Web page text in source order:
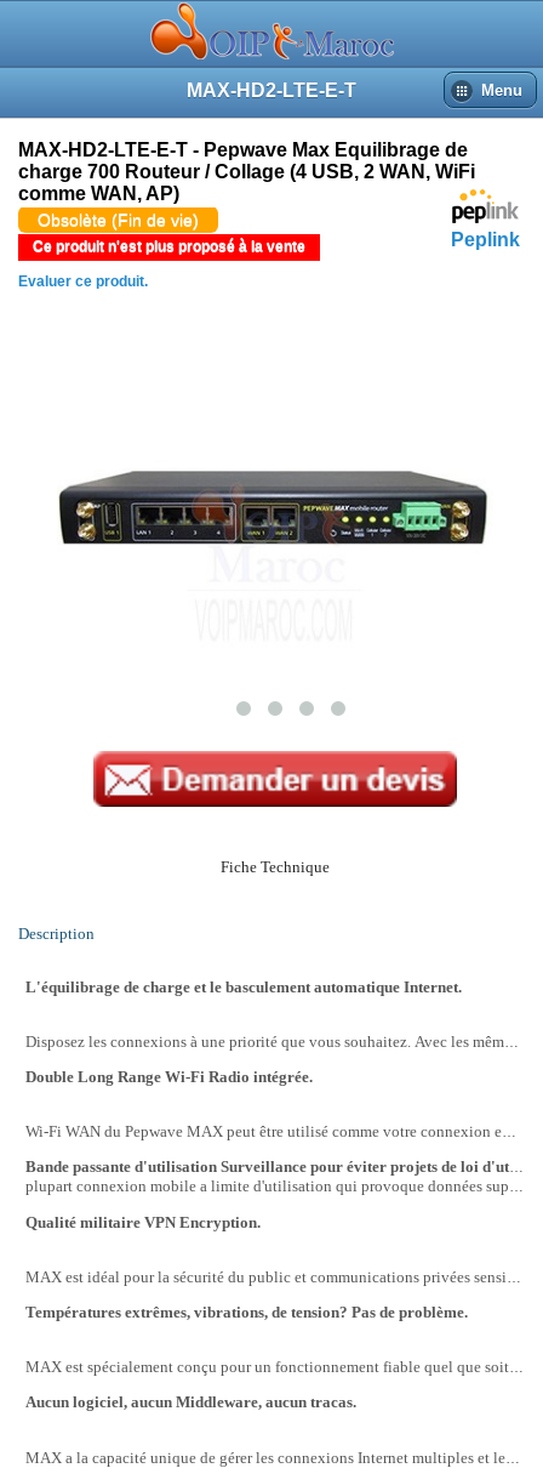
MAX-HD2-LTE-E-T Menu
Peplink
MAX-HD2-LTE-E-T - Pepwave Max Equilibrage de
charge 700 Routeur / Collage (4 USB, 2 WAN, WiFi
comme WAN, AP)
Obsolète (Fin de vie)
Ce produit n'est plus proposé à la vente
Evaluer ce produit.
Fiche Technique
Description
L'équilibrage de charge et le basculement automatique Internet.
Disposez les connexions à une priorité que vous souhaitez. Avec les mêmes connexions prioritaires seront charge équilibrée (aka "du contrôleur de lien") et vous permettre d'augmenter la vitesse du réseau.
Double Long Range Wi-Fi Radio intégrée.
Wi-Fi WAN du Pepwave MAX peut être utilisé comme votre connexion entrante par la connexion aux réseaux sans fil à partir de points d'accès que vous avez accès. Une fois que vous êtes dans la couverture du réseau Wi-Fi MAX peut automatiquement passer à la connexion Wi-Fi gratuite. Le deuxième radio Wi-Fi est dédié à votre point d'accès local, vous donner la meilleure expérience Wi-Fi gratuite.
Bande passante d'utilisation Surveillance pour éviter projets de loi d'utilisation inattendus.
plupart connexion mobile a limite d'utilisation qui provoque données supplémentaires transmises par l'allocation à engager des frais coûteux. Pepwave MAX moniteur de consommation de bande passante vous aidera à surveiller votre consommation et de couper automatiquement la connexion lorsque le bouchon est atteint. Vous pouvez naviguer librement sur ​​Internet sans vous soucier de payer un supplément.
Qualité militaire VPN Encryption.
MAX est idéal pour la sécurité du public et communications privées sensibles. Notre moteur VPN révolutionnaire vous permet d'utiliser tous les liens disponibles sur Internet à l'équilibrage de charge et le basculement de votre trafic à travers les tunnels VPN cryptés AES 256 bits. Depuis notre moteur de VPN est conçu à partir du sol pour plusieurs connexions Internet, vous pouvez être assuré que vous serez connecté en toute sécurité où que vous soyez.
Températures extrêmes, vibrations, de tension? Pas de problème.
MAX est spécialement conçu pour un fonctionnement fiable quel que soit votre environnement mobile jette sur elle. Ses composants de qualité industrielle peuvent résister à des conditions extrêmes allant de un tronc d'été chaud à une froide nuit d'hiver. Le Pepwave MAX offre également une protection contre les surtensions, de sorte que le contact tuant dispositif n'est plus un problème. Le rack support de fixation ou le support robuste en option, est parfaite pour les environnements mobiles. Inquiet vos cartes 3G/4G se détacher? Nous avons aussi un support carte de protecteur pour vous assurer que vos différents adaptateurs 3G/4G resteront en toute sécurité dans leurs logements.
Aucun logiciel, aucun Middleware, aucun tracas.
MAX a la capacité unique de gérer les connexions Internet multiples et les politiques de sécurité tout d'un périphérique. Vous n'avez pas besoin de logiciels coûteux ou gestionnaires de connexions confusion être installés sur tous vos ordinateurs. Il suffit de configurer vos connexions Internet et les politiques de sécurité et vous êtes prêt à aller. Avec le MAX vous pourrez profiter de solides communications mobiles sans apporter de votre personnel informatique pour la balade.
Revues du produit
Accueil
Panier
Connexion